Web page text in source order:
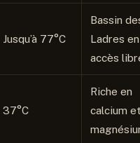
Jusqu’à 77°C
Bassin
Ladres en
accès
37°C
Riche en
calcium